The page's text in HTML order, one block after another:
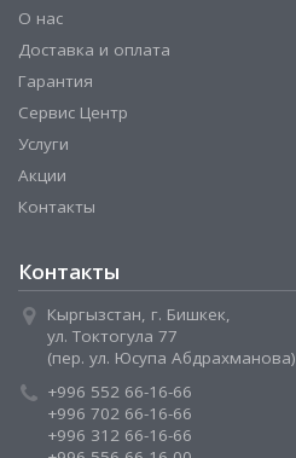
О нас
Доставка и оплата
Гарантия
Сервис Центр
Услуги
Акции
Контакты
Контакты
Кыргызстан, г. Бишкек,
ул. Токтогула 77
(пер. ул. Юсупа Абдрахманова)
+996 552 66-16-66
+996 702 66-16-66
+996 312 66-16-66